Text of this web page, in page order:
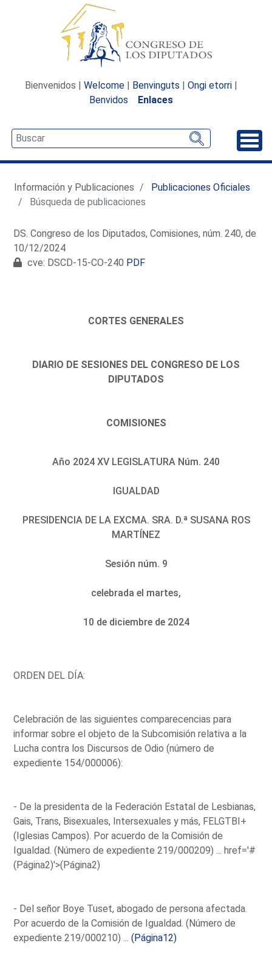
Bienvenidos | Welcome | Benvinguts | Ongi etorri |
Benvidos
Enlaces
Información y Publicaciones
Publicaciones Oficiales
Búsqueda de publicaciones
DS. Congreso de los Diputados, Comisiones, núm. 240, de
10/12/2024
cve: DSCD-15-CO-240 PDF
CORTES GENERALES
DIARIO DE SESIONES DEL CONGRESO DE LOS
DIPUTADOS
COMISIONES
Año 2024 XV LEGISLATURA Núm. 240
IGUALDAD
PRESIDENCIA DE LA EXCMA. SRA. D.ª SUSANA ROS
MARTÍNEZ
Sesión núm. 9
celebrada el martes,
10 de diciembre de 2024
ORDEN DEL DÍA:
Celebración de las siguientes comparecencias para
informar sobre el objeto de la Subcomisión relativa a la
Lucha contra los Discursos de Odio (número de
expediente 154/000006):
- De la presidenta de la Federación Estatal de Lesbianas,
Gais, Trans, Bisexuales, Intersexuales y más, FELGTBI+
(Iglesias Campos). Por acuerdo de la Comisión de
Igualdad. (Número de expediente 219/000209) ...href='#
(Página2)'>(Página2)
- Del señor Boye Tuset, abogado de persona afectada.
Por acuerdo de la Comisión de Igualdad. (Número de
expediente 219/000210) ...(Página12)